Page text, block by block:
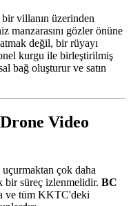
villanın üzerinden
manzarasını gözler önüne
değil, bir rüyayı
kurgu ile birleştirilmiş
bağ oluşturur ve satın
Video
çok daha
bir süreç izlenmelidir. BC
ve tüm KKTC'deki